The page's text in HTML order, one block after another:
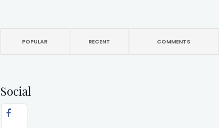
POPULAR RECENT COMMENTS
Social